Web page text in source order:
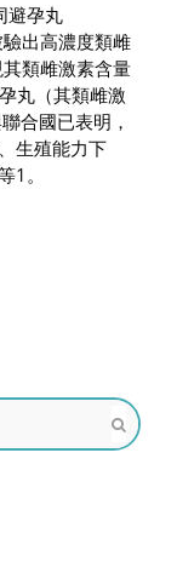
避孕丸
出高濃度類雌
類雌激素含量
丸（其類雌激
合國已表明，
生殖能力下
1。